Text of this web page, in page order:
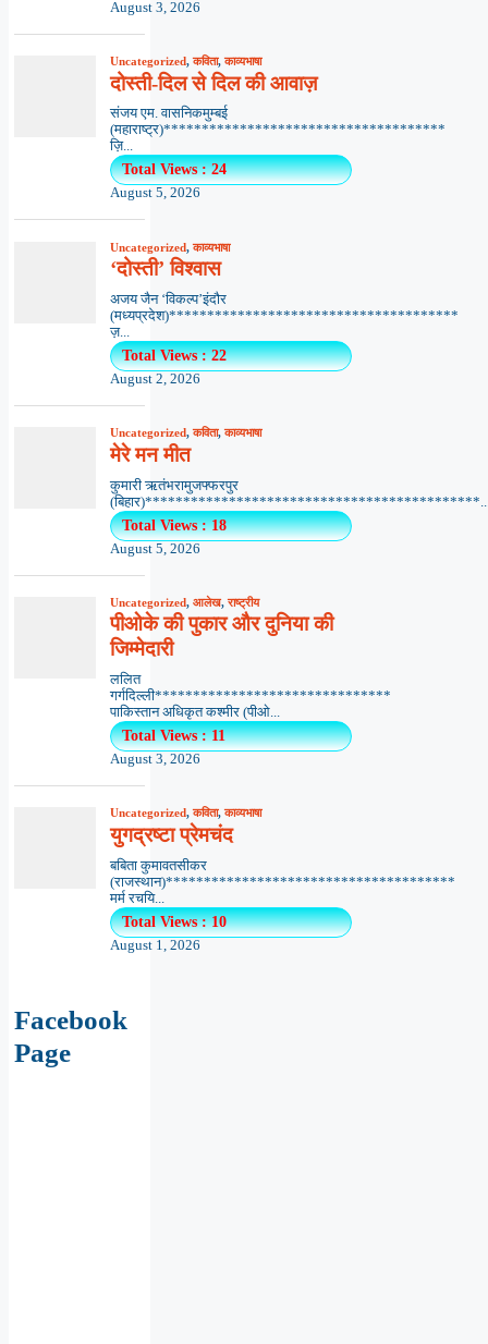
August 3, 2026
Uncategorized,कविता,काव्यभाषा
दोस्ती-दिल से दिल की आवाज़
संजय एम. वासनिकमुम्बई
(महाराष्ट्र)*************************************
ज़ि...
Total Views : 24
August 5, 2026
Uncategorized,काव्यभाषा
‘दोस्ती’ विश्वास
अजय जैन ‘विकल्प’इंदौर
(मध्यप्रदेश)**************************************
ज़...
Total Views : 22
August 2, 2026
Uncategorized,कविता,काव्यभाषा
मेरे मन मीत
कुमारी ऋतंभरामुजफ्फरपुर
Total Views : 18
August 5, 2026
Uncategorized, आलेख,राष्ट्रीय
पीओके की पुकार और दुनिया की
जिम्मेदारी
ललित
गर्गदिल्ली*******************************
पाकिस्तान अधिकृत कश्मीर (पीओ...
Total Views : 11
August 3, 2026
Uncategorized,कविता,काव्यभाषा
युगद्रष्टा प्रेमचंद
बबिता कुमावतसीकर
(राजस्थान)**************************************
मर्म रचयि...
Total Views : 10
August 1, 2026
Facebook
Page